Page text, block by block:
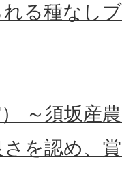
る種なし
～須坂産
を認め、